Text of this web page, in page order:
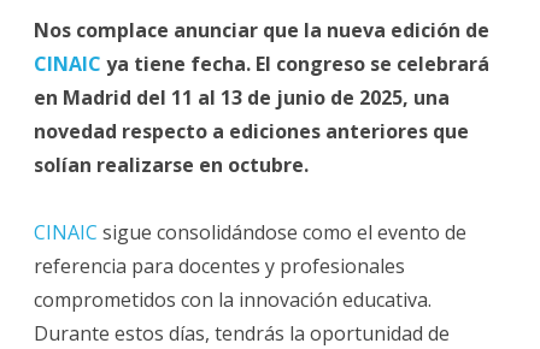
Nos complace anunciar que la nueva edición de
CINAIC ya tiene fecha. El congreso se celebrará
en Madrid del 11 al 13 de junio de 2025, una
novedad respecto a ediciones anteriores que
solían realizarse en octubre.
CINAIC sigue consolidándose como el evento de
referencia para docentes y profesionales
comprometidos con la innovación educativa.
Durante estos días, tendrás la oportunidad de